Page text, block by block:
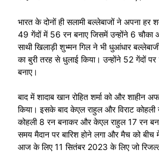
भारत के दोनों ही सलामी बल्लेबाजों ने अपना हर
49 गेंदों में 56 रन बनाए जिसमें उन्होंने 6
साथी खिलाड़ी शुभ्मन गिल ने भी धुआंधार
का बुरी तरह से धुलाई किया। उन्होंने 52 गेंदों
बनाए।
बाद में शादाब खान रोहित शर्मा को और शाहीन
किया। इसके बाद केएल राहुल और विराट
कोहली 8 रन बनाकर और केएल राहुल 17 रन
समय मैदान पर बारिश होने लगा और मैच को बीच
आज के लिए 11 सितंबर 2023 के लिए जो